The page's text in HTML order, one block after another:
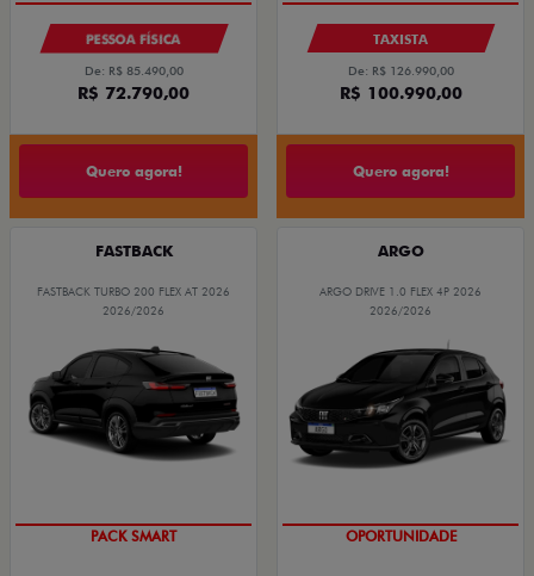
PESSOA FÍSICA
De: R$ 85.490,00
R$ 72.790,00
Quero agora!
TAXISTA
De: R$ 126.990,00
R$ 100.990,00
Quero agora!
FASTBACK
FASTBACK TURBO 200 FLEX AT 2026
2026/2026
PACK SMART
ARGO
ARGO DRIVE 1.0 FLEX 4P 2026
2026/2026
OPORTUNIDADE